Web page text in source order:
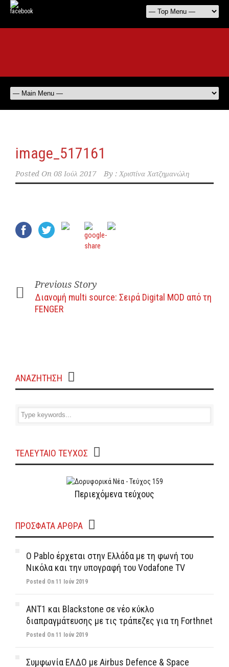
image_517161
Posted On 08 Ιούλ 2017 By : Χριστίνα Χατζημανώλη
Previous Story
Διανομή multi source: Σειρά Digital MOD από τη
FENGER
ΑΝΑΖΗΤΗΣΗ
ΤΕΛΕΥΤΑΙΟ ΤΕΥΧΟΣ
Περιεχόμενα τεύχους
ΠΡΌΣΦΑΤΑ ΆΡΘΡΑ
Ο Pablo έρχεται στην Ελλάδα με τη φωνή του
Νικόλα και την υπογραφή του Vodafone TV
Posted On 11 Ιούν 2019
ΑΝΤ1 και Blackstone σε νέο κύκλο
διαπραγμάτευσης με τις τράπεζες για τη Forthnet
Posted On 11 Ιούν 2019
Συμφωνία ΕΛΔΟ με Airbus Defence & Space